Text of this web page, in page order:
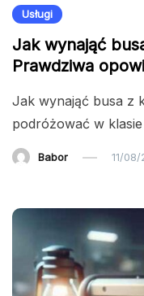
Usługi
Jak wynająć
Prawdziwa
Jak wynająć busa z
podróżować w
Babor 11/